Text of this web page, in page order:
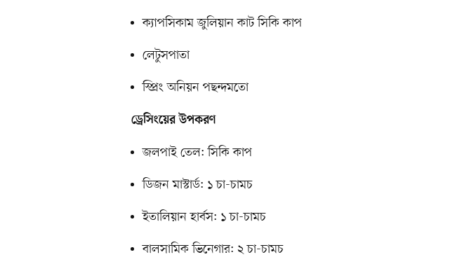
ক্যাপসিকাম জুলিয়ান কাট সিকি কাপ
লেটুসপাতা
স্প্রিং অনিয়ন পছন্দমতো
ড্রেসিংয়ের উপকরণ
জলপাই তেল: সিকি কাপ
ডিজন মাস্টার্ড: ১ চা-চামচ
ইতালিয়ান হার্বস: ১ চা-চামচ
বালসামিক ভিনেগার: ২ চা-চামচ